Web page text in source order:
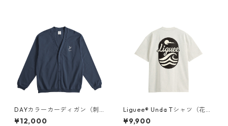
DAYカラーカーディガン（刺
繍）
¥12,000
Liguee®️ Unda Tシャツ（花ロ
ゴ刺繍&バックプリント）
¥9,900